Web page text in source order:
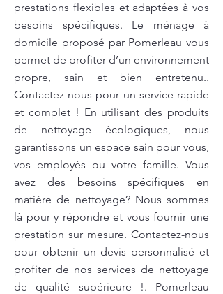
prestations flexibles et adaptées à vos
besoins spécifiques. Le ménage à
domicile proposé par Pomerleau vous
permet de profiter d’un environnement
propre, sain et bien entretenu..
Contactez-nous pour un service rapide
et complet ! En utilisant des produits
de nettoyage écologiques, nous
garantissons un espace sain pour vous,
vos employés ou votre famille. Vous
avez des besoins spécifiques en
matière de nettoyage? Nous sommes
là pour y répondre et vous fournir une
prestation sur mesure. Contactez-nous
pour obtenir un devis personnalisé et
profiter de nos services de nettoyage
de qualité supérieure !. Pomerleau